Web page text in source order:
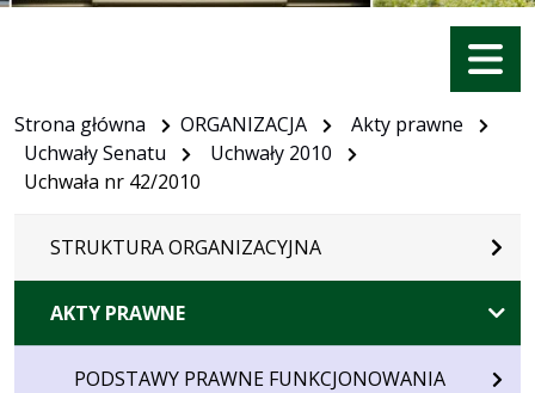
Menu
Strona główna ORGANIZACJA
Akty prawne
Uchwały Senatu
Uchwały 2010
Uchwała nr 42/2010
STRUKTURA ORGANIZACYJNA
AKTY PRAWNE
PODSTAWY PRAWNE FUNKCJONOWANIA